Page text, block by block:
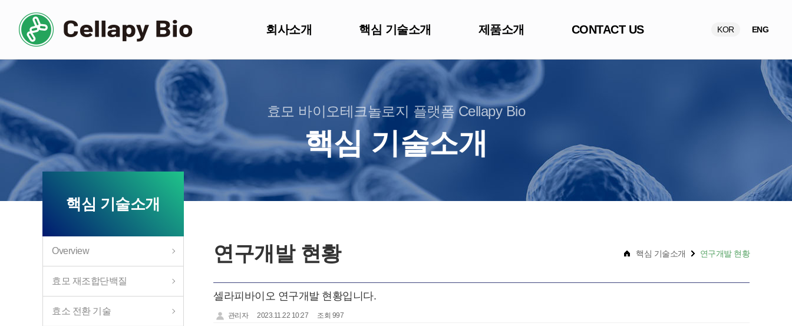
KOR ENG
회사소개 핵심 기술소개 제품소개 CONTACT US
효모 바이오테크놀로지 플랫폼 Cellapy Bio
핵심 기술소개
핵심 기술소개
Overview​
효모 재조합단백질
효소 전환 기술​
연구개발 현황 핵심 기술소개 연구개발 현황
셀라피바이오 연구개발 현황입니다.
관리자 2023.11.22 10:27 조회 997